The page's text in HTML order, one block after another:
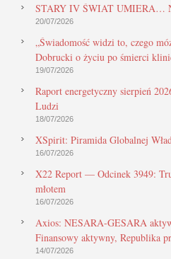
STARY IV ŚWIAT UMIERA…
20/07/2026
„Świadomość widzi to, czego
Dobrucki o życiu po śmierci
19/07/2026
Raport energetyczny sierpień
Ludzi
18/07/2026
XSpirit: Piramida Globalnej
16/07/2026
X22 Report — Odcinek 3949:
młotem
16/07/2026
Axios: NESARA-GESARA
Finansowy aktywny, Republika
14/07/2026